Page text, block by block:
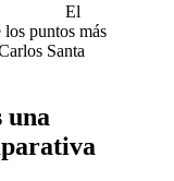
El
puntos más
Santa
una